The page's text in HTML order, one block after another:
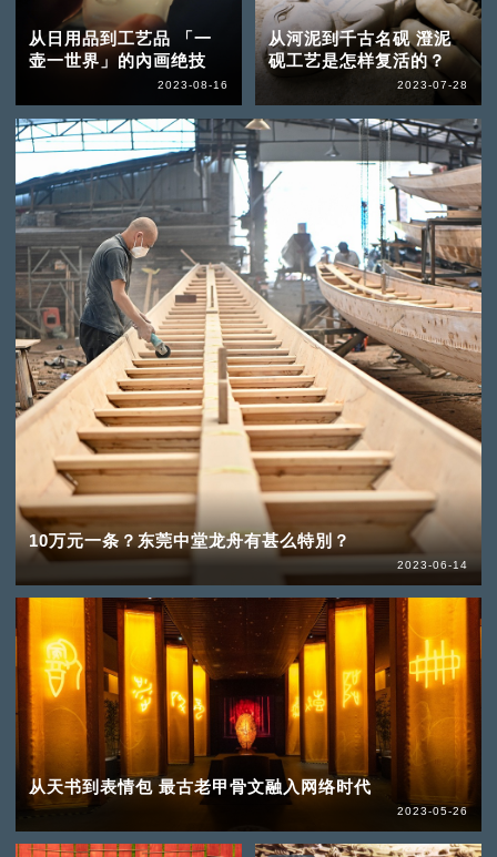
从日用品到工艺品 「一
壶一世界」的內画绝技
2023-08-16
从河泥到千古名砚 澄泥
砚工艺是怎样复活的？
2023-07-28
10万元一条？东莞中堂龙舟有甚么特別？
2023-06-14
从天书到表情包 最古老甲骨文融入网络时代
2023-05-26